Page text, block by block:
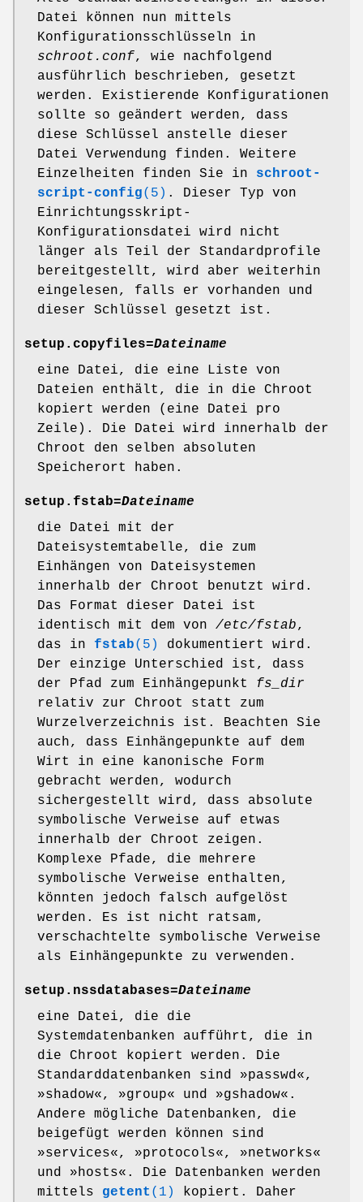
Datei können nun mittels
Konfigurationsschlüsseln in
schroot.conf, wie nachfolgend
ausführlich beschrieben, gesetzt
werden. Existierende Konfigurationen
sollte so geändert werden, dass
diese Schlüssel anstelle dieser
Datei Verwendung finden. Weitere
Einzelheiten finden Sie in schroot-
script-config(5) . Dieser Typ von
Einrichtungsskript-
Konfigurationsdatei wird nicht
länger als Teil der Standardprofile
bereitgestellt, wird aber weiterhin
eingelesen, falls er vorhanden und
dieser Schlüssel gesetzt ist.
setup.copyfiles=Dateiname
eine Datei, die eine Liste von
Dateien enthält, die in die Chroot
kopiert werden (eine Datei pro
Zeile). Die Datei wird innerhalb der
Chroot den selben absoluten
Speicherort haben.
setup.fstab=Dateiname
die Datei mit der
Dateisystemtabelle, die zum
Einhängen von Dateisystemen
innerhalb der Chroot benutzt wird.
Das Format dieser Datei ist
identisch mit dem von /etc/fstab,
das in fstab(5)
dokumentiert wird.
Der einzige Unterschied ist, dass
der Pfad zum Einhängepunkt fs_dir
relativ zur Chroot statt zum
Wurzelverzeichnis ist. Beachten Sie
auch, dass Einhängepunkte auf dem
Wirt in eine kanonische Form
gebracht werden, wodurch
sichergestellt wird, dass absolute
symbolische Verweise auf etwas
innerhalb der Chroot zeigen.
Komplexe Pfade, die mehrere
symbolische Verweise enthalten,
könnten jedoch falsch aufgelöst
werden. Es ist nicht ratsam,
verschachtelte symbolische Verweise
als Einhängepunkte zu verwenden.
setup.nssdatabases=Dateiname
eine Datei, die die
Systemdatenbanken aufführt, die in
die Chroot kopiert werden. Die
Standarddatenbanken sind »passwd«,
»shadow«, »group« und »gshadow«.
Andere mögliche Datenbanken, die
beigefügt werden können sind
»services«, »protocols«, »networks«
und »hosts«. Die Datenbanken werden
mittels getent (1)
kopiert. Daher